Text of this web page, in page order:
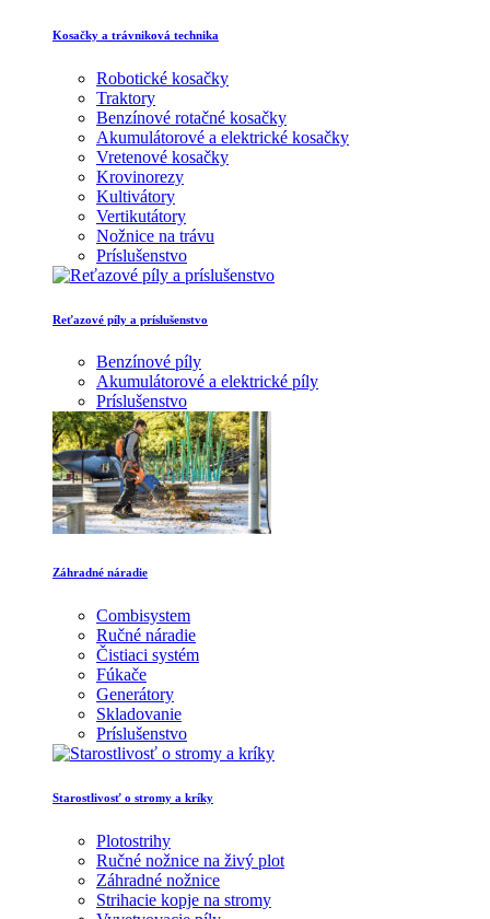
Kosačky a trávniková technika
Robotické kosačky
Traktory
Benzínové rotačné kosačky
Akumulátorové a elektrické kosačky
Vretenové kosačky
Krovinorezy
Kultivátory
Vertikutátory
Nožnice na trávu
Príslušenstvo
Reťazové píly a príslušenstvo
Benzínové píly
Akumulátorové a elektrické píly
Príslušenstvo
Záhradné náradie
Combisystem
Ručné náradie
Čistiaci systém
Fúkače
Generátory
Skladovanie
Príslušenstvo
Starostlivosť o stromy a kríky
Plotostrihy
Ručné nožnice na živý plot
Záhradné nožnice
Strihacie kopje na stromy